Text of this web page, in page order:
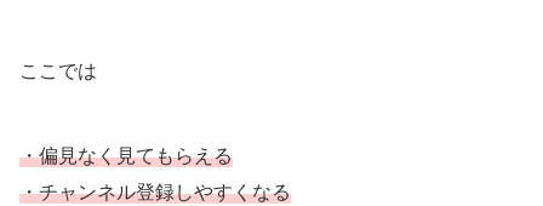
ここでは
・偏見なく見てもらえる
・チャンネル登録しやすくなる